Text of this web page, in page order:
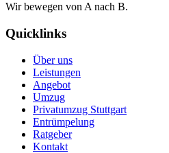
Wir bewegen von A nach B.
Quicklinks
Über uns
Leistungen
Angebot
Umzug
Privatumzug Stuttgart
Entrümpelung
Ratgeber
Kontakt